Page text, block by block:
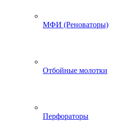
МФИ (Реноваторы)
Отбойные молотки
Перфораторы